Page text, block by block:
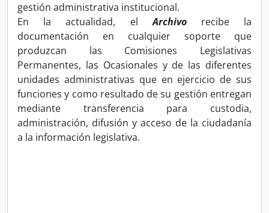
gestión administrativa institucional.
En la actualidad, elArchivorecibe la
documentación en cualquier soporte que
produzcan las Comisiones Legislativas
Permanentes, las Ocasionales y de las diferentes
unidades administrativas que en ejercicio de sus
funciones y como resultado de su gestión entregan
mediante transferencia para custodia,
administración, difusión y acceso de la ciudadanía
a la información legislativa.